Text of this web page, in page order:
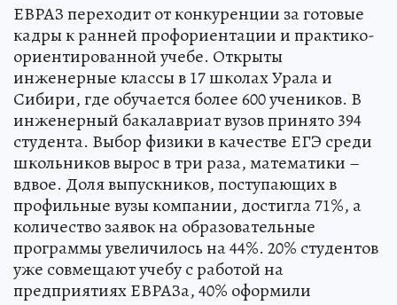
ЕВРАЗ переходит от конкуренции за готовые
кадры к ранней профориентации и практико-
ориентированной учебе. Открыты
инженерные классы в 17 школах Урала и
Сибири, где обучается более 600 учеников. В
инженерный бакалавриат вузов принято 394
студента. Выбор физики в качестве ЕГЭ среди
школьников вырос в три раза, математики –
вдвое. Доля выпускников, поступающих в
профильные вузы компании, достигла 71%, а
количество заявок на образовательные
программы увеличилось на 44%. 20% студентов
уже совмещают учебу с работой на
предприятиях ЕВРАЗа, 40% оформили